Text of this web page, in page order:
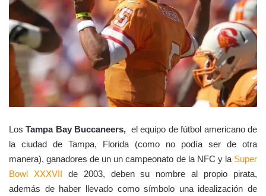
LosTampa Bay Buccaneers,el equipo de fútbol americano de
la ciudad de Tampa, Florida (como no podía ser de otra
manera), ganadores de un un campeonato de la NFC y la Super
Bowl XXXVII de 2003, deben su nombre al propio pirata,
además de haber llevado como símbolo una idealización de